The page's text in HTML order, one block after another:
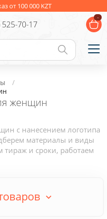
от 100 000 KZT
525-70-17
-
подарки
Упаковка
Личные аксессуары
с логотипом
женщин
с нанесением логотипа
материалы и виды
тираж и сроки, работаем